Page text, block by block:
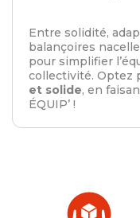
Entre solidité,
balançoires
pour simplifier
collectivité. Optez
et solide, en
ÉQUIP’ !